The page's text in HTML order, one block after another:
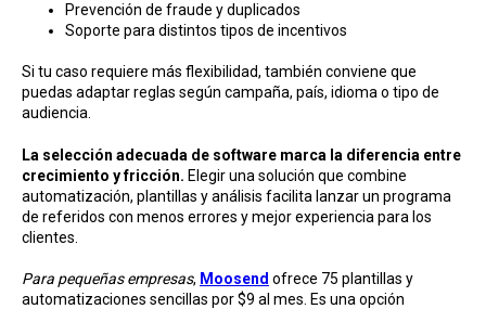
Prevención de fraude y duplicados
Soporte para distintos tipos de incentivos
Si tu caso requiere más flexibilidad, también conviene que
puedas adaptar reglas según campaña, país, idioma o tipo de
audiencia.
La selección adecuada de software marca la diferencia entre
crecimiento y fricción. Elegir una solución que combine
automatización, plantillas y análisis facilita lanzar un programa
de referidos con menos errores y mejor experiencia para los
clientes.
Para pequeñas empresas, Moosend ofrece 75 plantillas y
automatizaciones sencillas por $9 al mes. Es una opción